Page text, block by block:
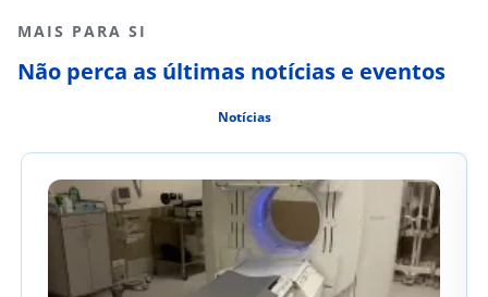
MAIS PARA SI
Não perca as últimas notícias e eventos
Notícias